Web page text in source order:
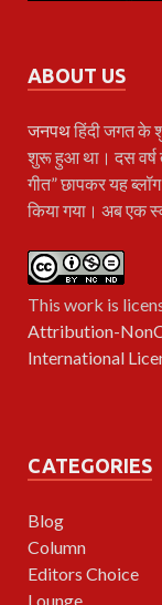
ABOUT US
जनपथहिंदी जगत के
शुरू हुआ था। दस वर्ष
गीत” छापकर यह
किया गया। अब एक
This work is
Attribution-
International
CATEGORIES
Blog
Column
Editors Choice
Lounge